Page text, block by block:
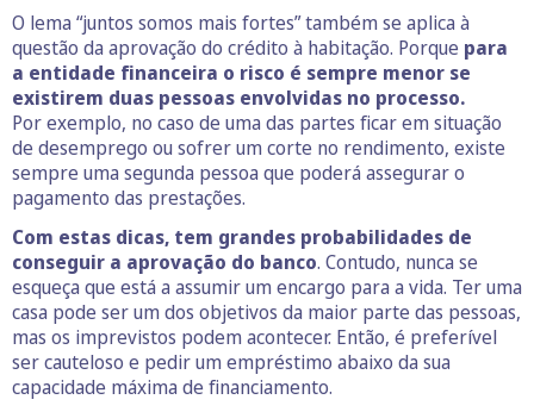
O lema “juntos somos mais fortes” também se aplica à
questão da aprovação do crédito à habitação. Porque para
a entidade financeira o risco é sempre menor se
existirem duas pessoas envolvidas no processo.
Por exemplo, no caso de uma das partes ficar em situação
de desemprego ou sofrer um corte no rendimento, existe
sempre uma segunda pessoa que poderá assegurar o
pagamento das prestações.
Com estas dicas, tem grandes probabilidades de
conseguir a aprovação do banco. Contudo, nunca se
esqueça que está a assumir um encargo para a vida. Ter uma
casa pode ser um dos objetivos da maior parte das pessoas,
mas os imprevistos podem acontecer. Então, é preferível
ser cauteloso e pedir um empréstimo abaixo da sua
capacidade máxima de financiamento.